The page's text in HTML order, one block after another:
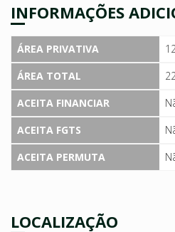
INFORMAÇÕES
ÁREA PRIVATIVA
ÁREA TOTAL
ACEITA FINANCIAR
ACEITA FGTS
ACEITA PERMUTA
LOCALIZAÇÃO